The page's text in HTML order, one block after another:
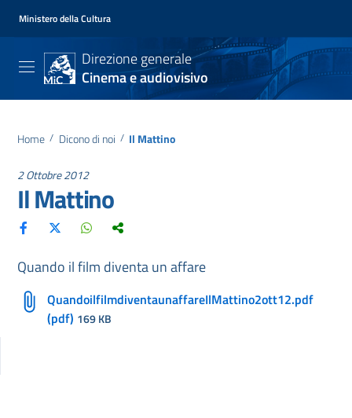
Ministero della Cultura
Direzione generale
Cinema e audiovisivo
Home / Dicono di noi / Il Mattino
2 Ottobre 2012
Il Mattino
Quando il film diventa un affare
QuandoilfilmdiventaunaffareIlMattino2ott12.pdf
(pdf) 169 KB